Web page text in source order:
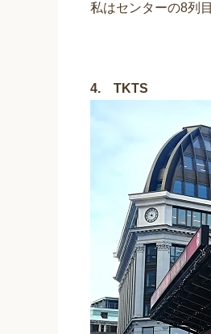
私はセンターの8列
4. TKTS